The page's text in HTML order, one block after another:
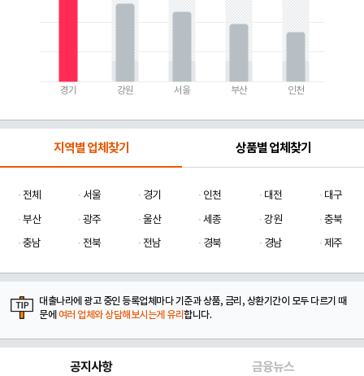
경기 강원 서울 부산 인천
지역별 업체찾기 상품별 업체찾기
전체 서울 경기 인천 대전
대구
부산
광주 울산 세종 강원
충북
충남
전북 전남 경북 경남 제주
대출나라에 광고 중인 등록업체마다 기준과 상품, 금리, 상환기간이 모두 다르기 때
문에 여러 업체와 상담해보시는게 유리합니다.
공지사항 금융뉴스